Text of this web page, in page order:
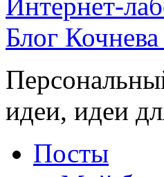
Блог
идеи, идеи
Посты